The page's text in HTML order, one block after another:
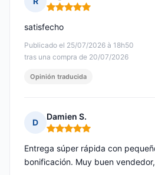
Nota: 5 de 5
Publicado el 25/07/2026 à 18h50
tras una compra de 20/07/2026
satisfecho
Opinión traducida
D
Damien S.
Nota: 5 de 5
Entrega súper rápida con
bonificación. Muy buen